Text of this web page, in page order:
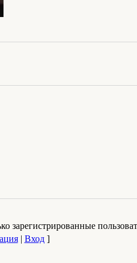
зарегистрированные
| Вход]